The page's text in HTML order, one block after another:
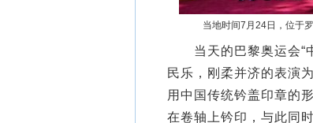
当地时间7月24日，位于
当天的巴黎奥运会“中
民乐，刚柔并济的表演
用中国传统钤盖印章的
在卷轴上钤印，与此同